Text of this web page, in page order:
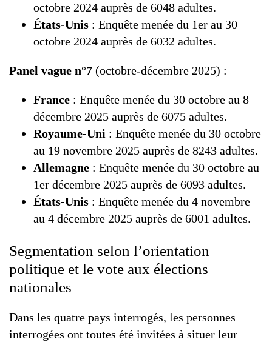
octobre 2024 auprès de 6048 adultes.
États-Unis : Enquête menée du 1er au 30
octobre 2024 auprès de 6032 adultes.
Panel vague n°7 (octobre-décembre 2025) :
France : Enquête menée du 30 octobre au 8
décembre 2025 auprès de 6075 adultes.
Royaume-Uni : Enquête menée du 30 octobre
au 19 novembre 2025 auprès de 8243 adultes.
Allemagne : Enquête menée du 30 octobre au
1er décembre 2025 auprès de 6093 adultes.
États-Unis : Enquête menée du 4 novembre
au 4 décembre 2025 auprès de 6001 adultes.
Segmentation selon l’orientation
politique et le vote aux élections
nationales
Dans les quatre pays interrogés, les personnes
interrogées ont toutes été invitées à situer leur